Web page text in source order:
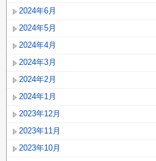
2024年6月
2024年5月
2024年4月
2024年3月
2024年2月
2024年1月
2023年12月
2023年11月
2023年10月